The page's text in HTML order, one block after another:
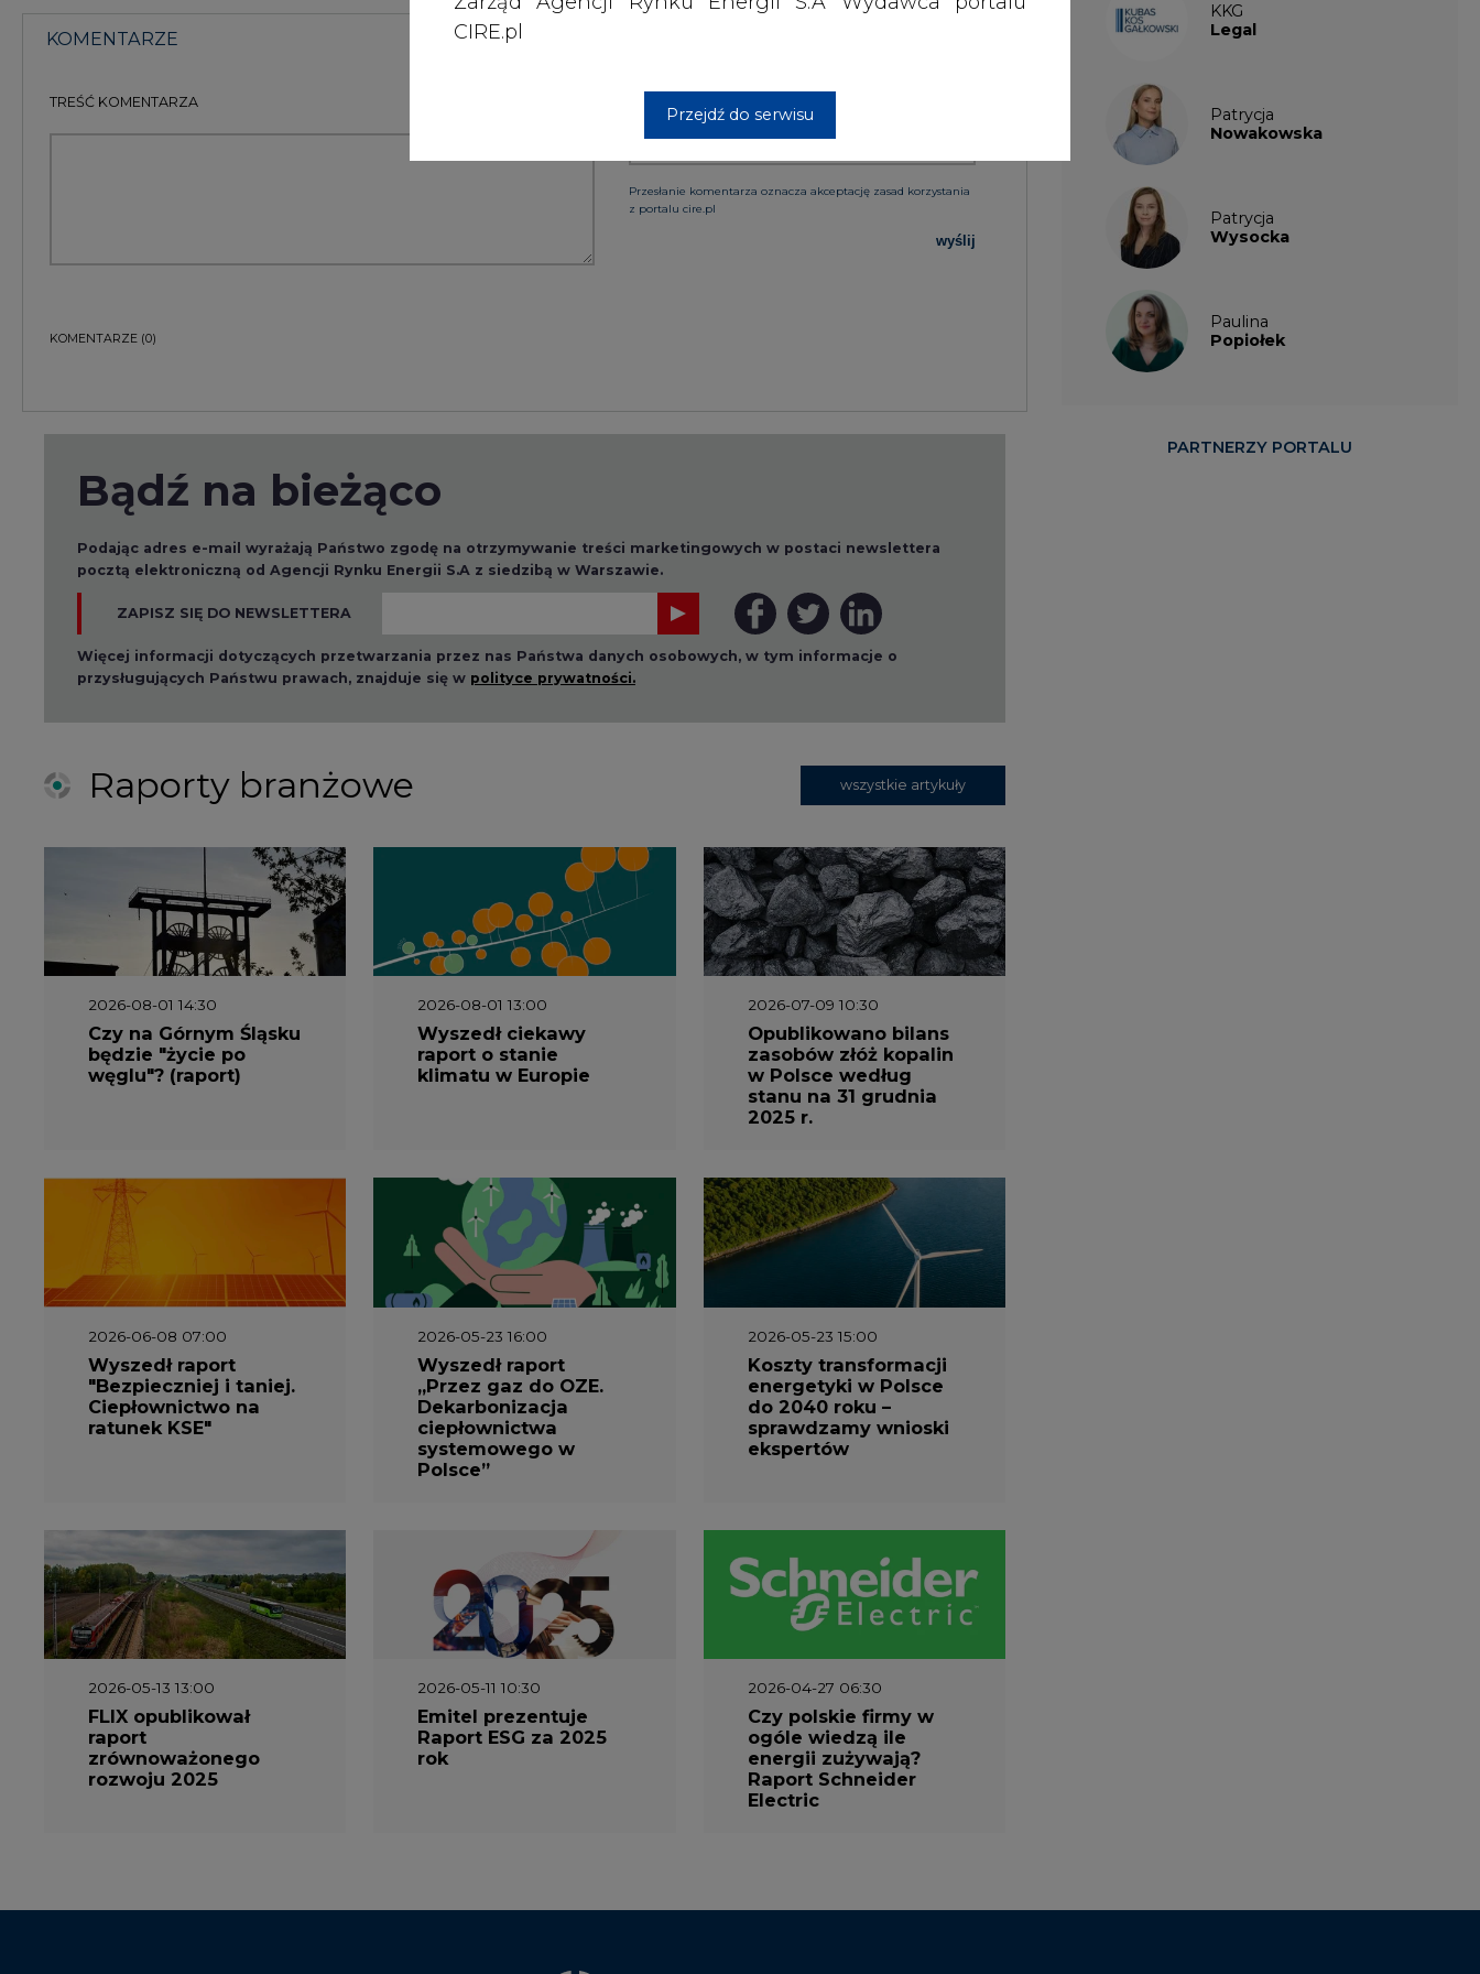
CIRE.pl
Przejdź do serwisu
KOMENTARZE
TREŚĆ KOMENTARZA
Przesłanie komentarza oznacza akceptację zasad korzystania
z portalu cire.pl
wyślij
KOMENTARZE (0)
Bądź na bieżąco
Podając adres e-mail wyrażają Państwo zgodę na otrzymywanie treści marketingowych w postaci newslettera
pocztą elektroniczną od Agencji Rynku Energii S.A z siedzibą w Warszawie.
ZAPISZ SIĘ DO NEWSLETTERA
Więcej informacji dotyczących przetwarzania przez nas Państwa danych osobowych, w tym informacje o
przysługujących Państwu prawach, znajduje się w polityce prywatności.
Raporty branżowe wszystkie artykuły
2026-08-01 14:30
Czy na Górnym Śląsku
będzie "życie po
węglu"? (raport)
2026-08-01 13:00
Wyszedł ciekawy
raport o stanie
klimatu w Europie
2026-07-09 10:30
Opublikowano bilans
zasobów złóż kopalin
w Polsce według
stanu na 31 grudnia
2025 r.
2026-06-08 07:00
Wyszedł raport
"Bezpieczniej i taniej.
Ciepłownictwo na
ratunek KSE"
2026-05-23 16:00
Wyszedł raport
„Przez gaz do OZE.
Dekarbonizacja
ciepłownictwa
systemowego w
Polsce”
2026-05-23 15:00
Koszty transformacji
energetyki w Polsce
do 2040 roku –
sprawdzamy wnioski
ekspertów
2026-05-13 13:00
FLIX opublikował
raport
zrównoważonego
rozwoju 2025
2026-05-11 10:30
Emitel prezentuje
Raport ESG za 2025
rok
2026-04-27 06:30
Czy polskie firmy w
ogóle wiedzą ile
energii zużywają?
Raport Schneider
Electric
KKG
Legal
Patrycja
Nowakowska
Patrycja
Wysocka
Paulina
Popiołek
PARTNERZY PORTALU